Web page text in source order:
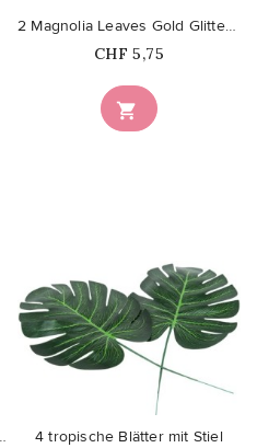

2 Magnolia Leaves Gold Glitter &...
Price
CHF 5,75
Samtgrün...
favorite_border
4 tropische Blätter mit Stiel